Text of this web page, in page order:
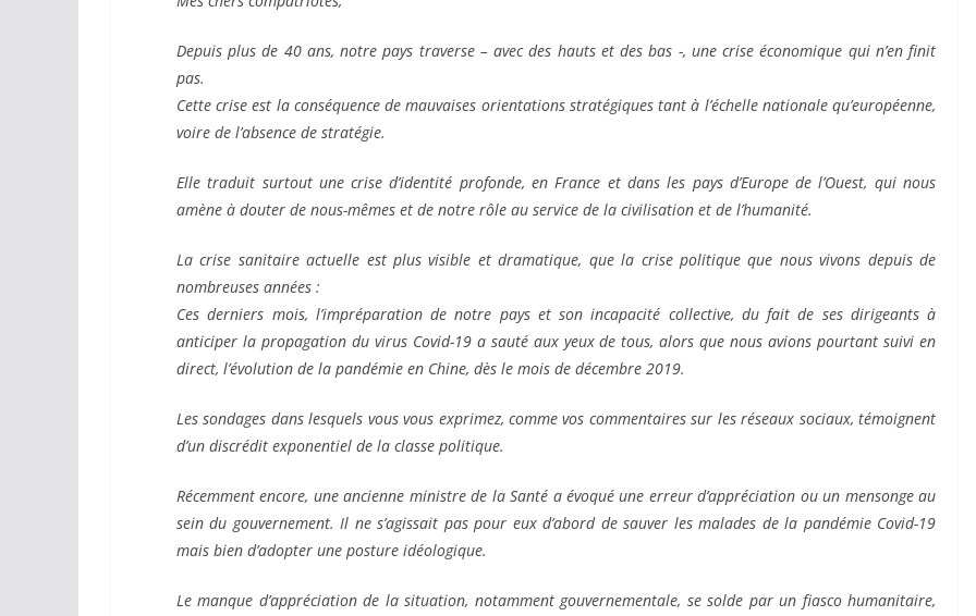
Depuis plus de 40 ans, notre pays traverse – avec des hauts et des bas -, une crise économique qui n’en finit
pas.
Cette crise est la conséquence de mauvaises orientations stratégiques tant à l’échelle nationale qu’européenne,
voire de l’absence de stratégie.
Elle traduit surtout une crise d’identité profonde, en France et dans les pays d’Europe de l’Ouest, qui nous
amène à douter de nous-mêmes et de notre rôle au service de la civilisation et de l’humanité.
La crise sanitaire actuelle est plus visible et dramatique, que la crise politique que nous vivons depuis de
nombreuses années :
Ces derniers mois, l’impréparation de notre pays et son incapacité collective, du fait de ses dirigeants à
anticiper la propagation du virus Covid-19 a sauté aux yeux de tous, alors que nous avions pourtant suivi en
direct, l’évolution de la pandémie en Chine, dès le mois de décembre 2019.
Les sondages dans lesquels vous vous exprimez, comme vos commentaires sur les réseaux sociaux, témoignent
d’un discrédit exponentiel de la classe politique.
Récemment encore, une ancienne ministre de la Santé a évoqué une erreur d’appréciation ou un mensonge au
sein du gouvernement. Il ne s’agissait pas pour eux d’abord de sauver les malades de la pandémie Covid-19
mais bien d’adopter une posture idéologique.
Le manque d’appréciation de la situation, notamment gouvernementale, se solde par un fiasco humanitaire,